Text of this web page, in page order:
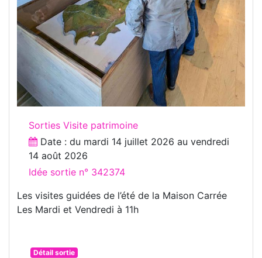
Sorties Visite patrimoine
Date : du mardi 14 juillet 2026 au vendredi
14 août 2026
Idée sortie n° 342374
Les visites guidées de l’été de la Maison Carrée
Les Mardi et Vendredi à 11h
Détail sortie